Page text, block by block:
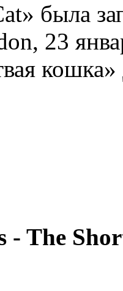
была
23
- The